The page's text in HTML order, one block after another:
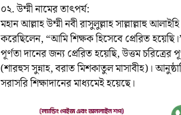
০২. উম্মী নামের তাৎপর্য:
মহান আল্লাহ উম্মী নবী রাসুলুল্লাহ সাল্লাল্লাহু
করেছিলেন, “আমি শিক্ষক হিসেবে প্রেরিত
পূর্ণতা দানের জন্য প্রেরিত হয়েছি, উত্তম
(শারহুস সুন্নাহ, বরাত মিশকাতুল মাসাবীহ)।
সরাসরি শিক্ষাদানের মাধ্যমেই হয়েছে।